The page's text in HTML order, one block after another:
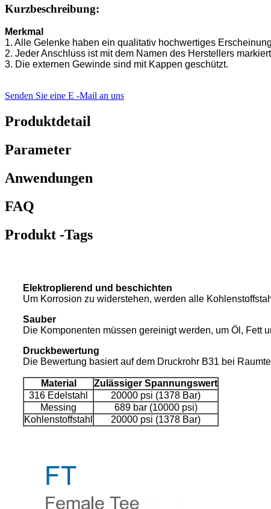
Kurzbeschreibung:
Merkmal
1. Alle Gelenke haben ein qualitativ hochwertiges
2. Jeder Anschluss ist mit dem Namen des Herstellers
3. Die externen Gewinde sind mit Kappen geschützt.
Senden Sie eine E -Mail an uns
Produktdetail
Parameter
Anwendungen
FAQ
Produkt -Tags
Elektroplierend und beschichten
Um Korrosion zu widerstehen, werden alle
Sauber
Die Komponenten müssen gereinigt werden, um Öl, Fett
Druckbewertung
Die Bewertung basiert auf dem Druckrohr B31 bei
Material
Zulässiger Spannungswert
316 Edelstahl
20000 psi (1378 Bar)
Messing
689 bar (10000 psi)
Kohlenstoffstahl
20000 psi (1378 Bar)